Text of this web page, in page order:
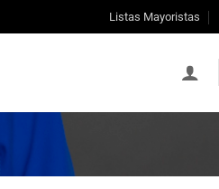
Listas Mayoristas